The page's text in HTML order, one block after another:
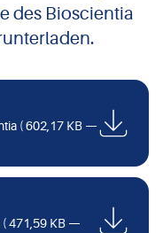
des Bioscientia
( 602,17 KB —
( 471,59 KB —